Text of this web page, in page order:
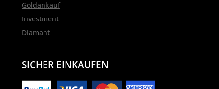
Goldankauf
Investment
Diamant
SICHER EINKAUFEN